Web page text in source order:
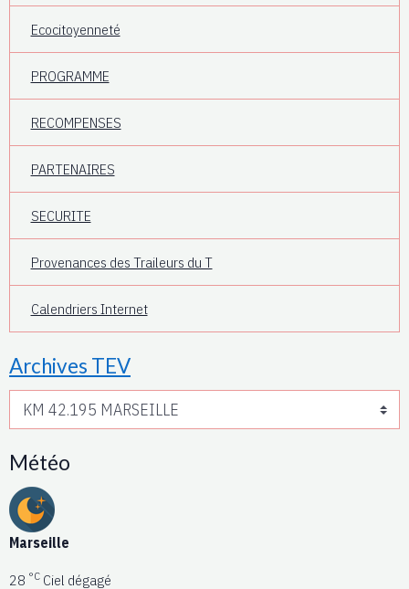
Ecocitoyenneté
PROGRAMME
RECOMPENSES
PARTENAIRES
SECURITE
Provenances des Traileurs du T
Calendriers Internet
Archives TEV
Météo
Marseille
28 °C Ciel dégagé